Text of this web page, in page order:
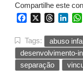
Compartilhe este
FacebookThreads
Tags: abuso
desenvolvimento-
separação